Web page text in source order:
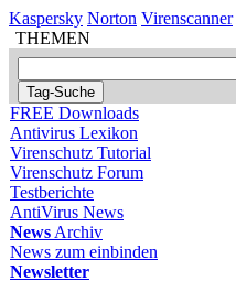
Kaspersky Norton Virenscanner
THEMEN
FREE Downloads
Antivirus Lexikon
Virenschutz Tutorial
Virenschutz Forum
Testberichte
AntiVirus News
News Archiv
News zum einbinden
Newsletter